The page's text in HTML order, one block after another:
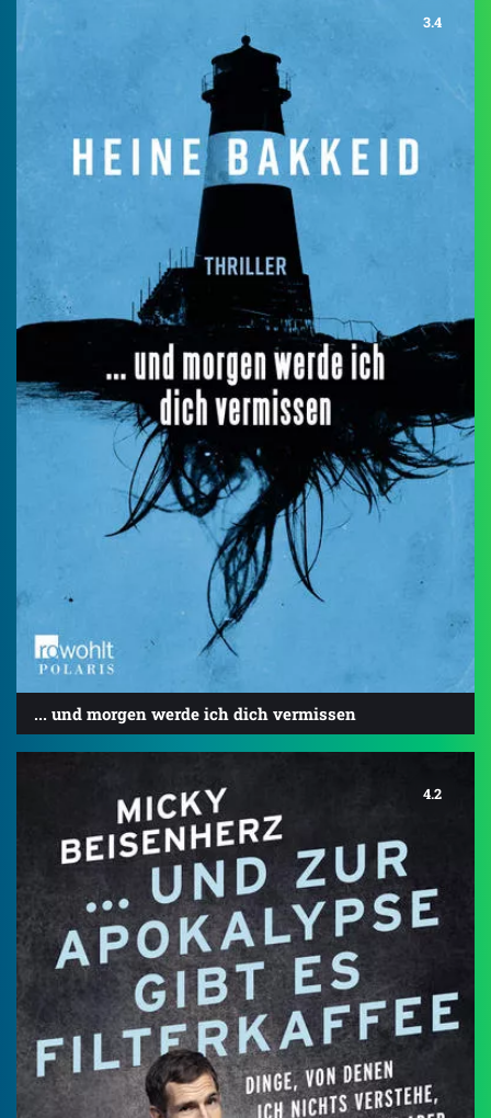
3.4
... und morgen werde ich dich vermissen
4.2